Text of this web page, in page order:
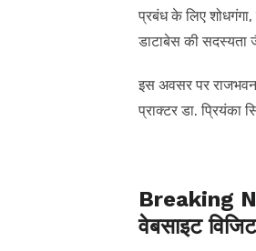
प्रबंध के लिए
डाटाबेस की सदस्यता
इस अवसर पर
प्राक्टर डा. प्रियंका
Breaking
वेबसाइट